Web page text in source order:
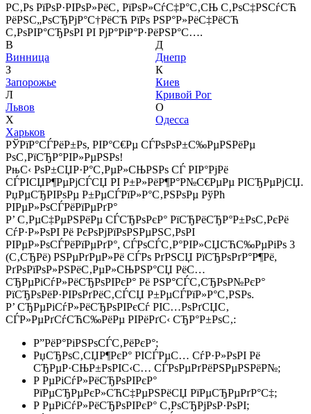
Р­С‚Рѕ РїРѕР·РІРѕР»РёС‚ РїРѕР»СѓС‡Р°С‚СЊ С‚РѕС‡РЅСѓСЋ
РёРЅС„РѕСЂРјР°С†РёСЋ РїРѕ РЅР°Р»РёС‡РёСЋ
С‚РѕРІР°СЂРѕРІ РІ РјР°РіР°Р·РёРЅР°С….
В
Винница
З
Запорожье
Л
Львов
Х
Харьков
Д
Днепр
К
Киев
Кривой Рог
О
Одесса
РЎРїР°СЃРёР±Рѕ, РІР°С€Рµ СЃРѕРѕР±С‰РµРЅРёРµ
РѕС‚РїСЂР°РІР»РµРЅРѕ!
РњС‹ РѕР±СЏР·Р°С‚РµР»СЊРЅРѕ СЃ РІР°РјРё
СЃРІСЏР¶РµРјСЃСЏ РІ Р±Р»РёР¶Р°Р№С€РµРµ РІСЂРµРјСЏ.
РџРµСЂРІРѕРµ Р±РµСЃРїР»Р°С‚РЅРѕРµ РўРћ
РІРµР»РѕСЃРёРїРµРґР°
Р’ С‚РµС‡РµРЅРёРµ СЃСЂРѕРєР° РїСЂРёСЂР°Р±РѕС‚РєРё
СѓР·Р»РѕРІ Рё РєРѕРјРїРѕРЅРµРЅС‚РѕРІ
РІРµР»РѕСЃРёРїРµРґР°, СЃРѕСЃС‚Р°РІР»СЏСЋС‰РµРіРѕ 3
(С‚СЂРё) РЅРµРґРµР»Рё СЃРѕ РґРЅСЏ РїСЂРѕРґР°Р¶Рё,
РґРѕРїРѕР»РЅРёС‚РµР»СЊРЅР°СЏ РёС…
СЂРµРіСѓР»РёСЂРѕРІРєР° Рё РЅР°СЃС‚СЂРѕР№РєР°
РїСЂРѕРёР·РІРѕРґРёС‚СЃСЏ Р±РµСЃРїР»Р°С‚РЅРѕ.
Р’ СЂРµРіСѓР»РёСЂРѕРІРєСѓ РІС…РѕРґСЏС‚
СЃР»РµРґСѓСЋС‰РёРµ РІРёРґС‹ СЂР°Р±РѕС‚:
Р”РёР°РіРЅРѕСЃС‚РёРєР°;
РџСЂРѕС‚СЏР¶РєР° РІСЃРµС… СѓР·Р»РѕРІ Рё
СЂРµР·СЊР±РѕРІС‹С… СЃРѕРµРґРёРЅРµРЅРёР№;
Р РµРіСѓР»РёСЂРѕРІРєР°
РїРµСЂРµРєР»СЋС‡РµРЅРёСЏ РїРµСЂРµРґР°С‡;
Р РµРіСѓР»РёСЂРѕРІРєР° С‚РѕСЂРјРѕР·РѕРІ;